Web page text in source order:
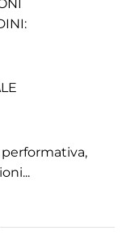
performativa,